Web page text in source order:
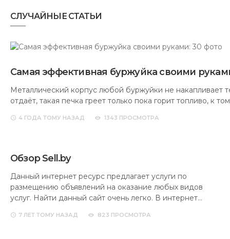
СЛУЧАЙНЫЕ СТАТЬИ
Самая эффективная буржуйка своими
Металлический корпус любой буржуйки не накапливает
отдаёт, такая печка греет только пока горит топливо, к
4 ГОДА ТОМУ НАЗАД 1343 ПРОСМОТРА
Обзор Sell.by
Данный интернет ресурс предлагает услуги по
размещению объявлений на оказание любых видов
услуг. Найти данный сайт очень легко. В интернет…
7 ЛЕТ ТОМУ НАЗАД 823 ПРОСМОТРА